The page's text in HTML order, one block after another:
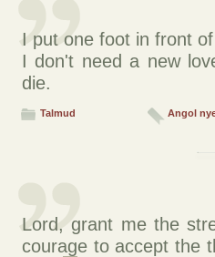
I put one foot in front
I don't need a new
die.
Talmud Angol
Lord, grant me the
courage to accept the